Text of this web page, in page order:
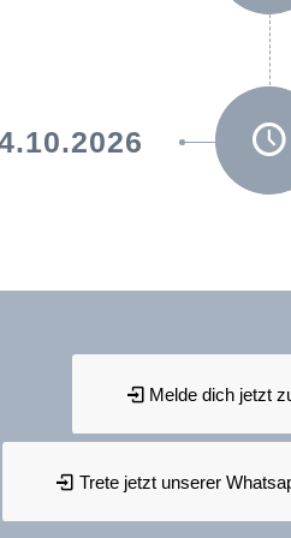
Melde dich jetzt
Trete jetzt unserer